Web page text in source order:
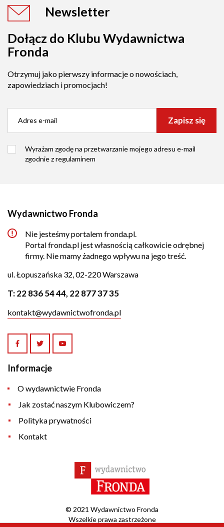
Newsletter
Dołącz do Klubu Wydawnictwa
Fronda
Otrzymuj jako pierwszy informacje o nowościach,
zapowiedziach i promocjach!
Zapisz się
Wyrażam zgodę na przetwarzanie mojego adresu e-mail
zgodnie zregulaminem
Wydawnictwo Fronda
Nie jesteśmy portalem fronda.pl.
Portal fronda.pl jest własnością całkowicie odrębnej
firmy. Nie mamy żadnego wpływu na jego treść.
ul. Łopuszańska 32, 02-220 Warszawa
T:22 836 54 44, 22 877 37 35
kontakt@wydawnictwofronda.pl
Informacje
O wydawnictwie Fronda
Jak zostać naszym Klubowiczem?
Polityka prywatności
Kontakt
© 2021 Wydawnictwo Fronda
Wszelkie prawa zastrzeżone